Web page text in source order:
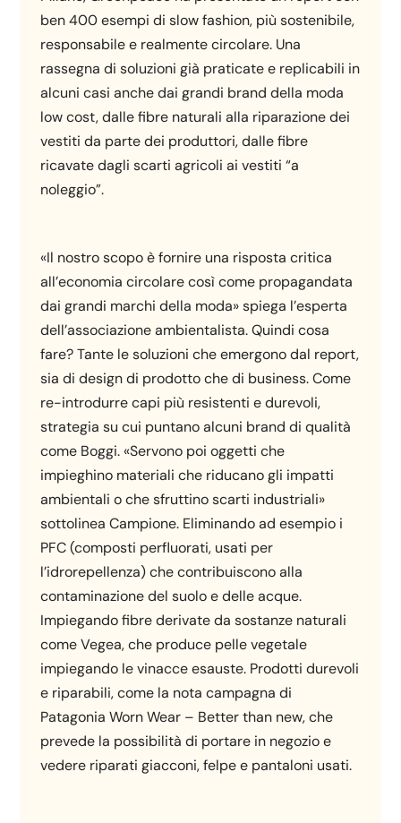
ben 400 esempi di slow fashion, più sostenibile,
responsabile e realmente circolare. Una
rassegna di soluzioni già praticate e replicabili in
alcuni casi anche dai grandi brand della moda
low cost, dalle fibre naturali alla riparazione dei
vestiti da parte dei produttori, dalle fibre
ricavate dagli scarti agricoli ai vestiti “a
noleggio”.
«Il nostro scopo è fornire una risposta critica
all’economia circolare così come propagandata
dai grandi marchi della moda» spiega l’esperta
dell’associazione ambientalista. Quindi cosa
fare? Tante le soluzioni che emergono dal report,
sia di design di prodotto che di business. Come
re-introdurre capi più resistenti e durevoli,
strategia su cui puntano alcuni brand di qualità
come Boggi. «Servono poi oggetti che
impieghino materiali che riducano gli impatti
ambientali o che sfruttino scarti industriali»
sottolinea Campione. Eliminando ad esempio i
PFC (composti perfluorati, usati per
l’idrorepellenza) che contribuiscono alla
contaminazione del suolo e delle acque.
Impiegando fibre derivate da sostanze naturali
come Vegea, che produce pelle vegetale
impiegando le vinacce esauste. Prodotti durevoli
e riparabili, come la nota campagna di
PatagoniaWorn Wear – Better than new, che
prevede la possibilità di portare in negozio e
vedere riparati giacconi, felpe e pantaloni usati.